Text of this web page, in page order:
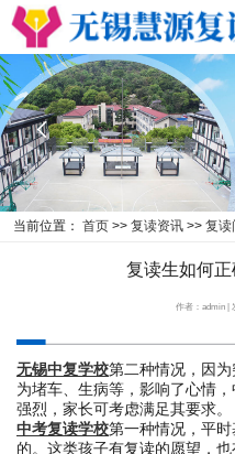

当前位置： 首页 >> 复读资讯 >> 复读
复读生如何正
作者：admin |
无锡中复学校第二种情况，因
为堵车、生病等，影响了心情
强烈，家长可考虑满足其要求。
中考复读学校第一种情况，平
的。这类孩子有复读的愿望，